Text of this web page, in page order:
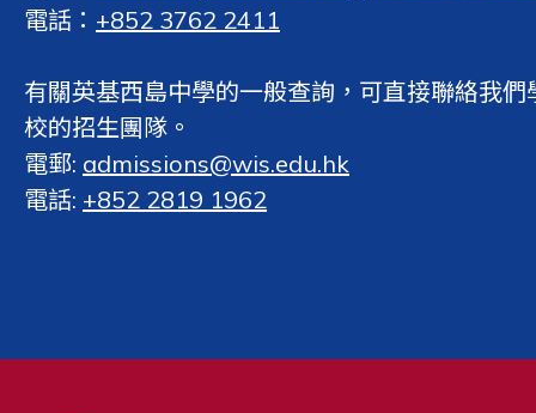
電話： +852 3762 2411
有關英基西島中學的一般查詢，可直接聯絡我們
校的招生團隊。
電郵: admissions@wis.edu.hk
電話: +852 2819 1962